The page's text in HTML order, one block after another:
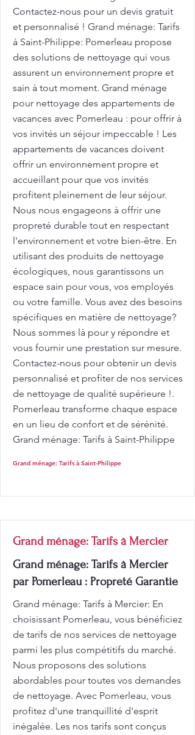
Contactez-nous pour un devis gratuit
et personnalisé ! Grand ménage: Tarifs
à Saint-Philippe: Pomerleau propose
des solutions de nettoyage qui vous
assurent un environnement propre et
sain à tout moment. Grand ménage
pour nettoyage des appartements de
vacances avec Pomerleau : pour offrir à
vos invités un séjour impeccable ! Les
appartements de vacances doivent
offrir un environnement propre et
accueillant pour que vos invités
profitent pleinement de leur séjour.
Nous nous engageons à offrir une
propreté durable tout en respectant
l'environnement et votre bien-être. En
utilisant des produits de nettoyage
écologiques, nous garantissons un
espace sain pour vous, vos employés
ou votre famille. Vous avez des besoins
spécifiques en matière de nettoyage?
Nous sommes là pour y répondre et
vous fournir une prestation sur mesure.
Contactez-nous pour obtenir un devis
personnalisé et profiter de nos services
de nettoyage de qualité supérieure !.
Pomerleau transforme chaque espace
en un lieu de confort et de sérénité.
Grand ménage: Tarifs à Saint-Philippe
Grand ménage: Tarifs à Saint-Philippe
Grand ménage: Tarifs à Mercier
Grand ménage: Tarifs à Mercier
par Pomerleau : Propreté Garantie
Grand ménage: Tarifs à Mercier: En
choisissant Pomerleau, vous bénéficiez
de tarifs de nos services de nettoyage
parmi les plus compétitifs du marché.
Nous proposons des solutions
abordables pour toutes vos demandes
de nettoyage. Avec Pomerleau, vous
profitez d'une tranquillité d'esprit
inégalée. Les nos tarifs sont conçus